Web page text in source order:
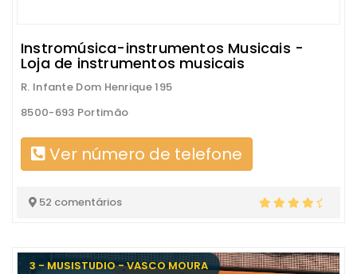
Instromúsica-instrumentos Musicais -
Loja de instrumentos musicais
R. Infante Dom Henrique 195
8500-693 Portimão
Ver número de telefone
52 comentários
3 - MUSISTUDIO - VASCO MOURA